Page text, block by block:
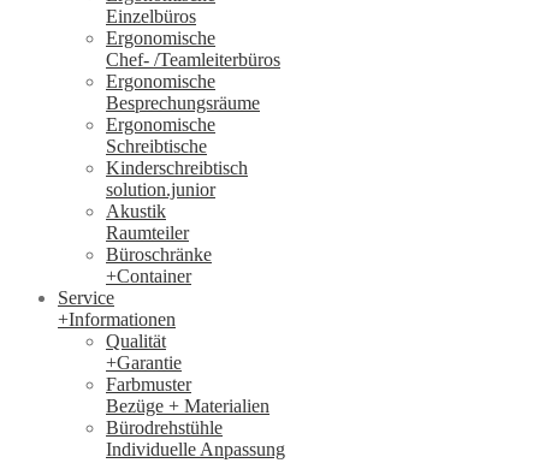
Einzelbüros
Ergonomische
Chef- /Teamleiterbüros
Ergonomische
Besprechungsräume
Ergonomische
Schreibtische
Kinderschreibtisch
solution.junior
Akustik
Raumteiler
Büroschränke
+Container
Service
+Informationen
Qualität
+Garantie
Farbmuster
Bezüge + Materialien
Bürodrehstühle
Individuelle Anpassung